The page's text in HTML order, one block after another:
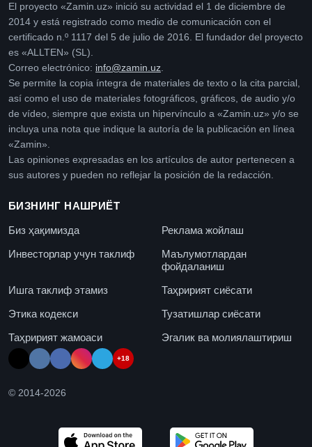
El proyecto «Zamin.uz» inició su actividad el 1 de diciembre de
2014 y está registrado como medio de comunicación con el
certificado n.º 1117 del 5 de julio de 2016. El fundador del proyecto
es «ALLTEN» (SL).
Correo electrónico: info@zamin.uz
Se permite la copia íntegra de materiales de texto o la cita parcial,
así como el uso de materiales fotográficos, gráficos, de audio y/o
de vídeo, siempre que exista un hipervínculo a «Zamin.uz» y/o se
incluya una nota que indique la autoría de la publicación en línea
«Zamin».
Las opiniones expresadas en los artículos de autor pertenecen a
sus autores y pueden no reflejar la posición de la redacción.
БИЗНИНГ НАШРИЁТ
Биз ҳақимизда
Реклама жойлаш
Инвесторлар учун таклиф
Маълумотлардан
фойдаланиш
Ишга таклиф этамиз
Таҳририят сиёсати
Этика кодекси
Тузатишлар сиёсати
Таҳририят жамоаси
Эгалик ва молиялаштириш
+18
© 2014-2026